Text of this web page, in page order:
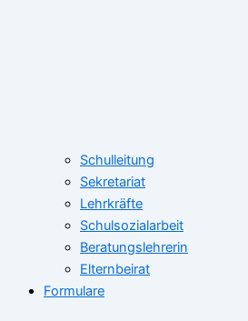
Schulleitung
Sekretariat
Lehrkräfte
Schulsozialarbeit
Beratungslehrerin
Elternbeirat
Formulare